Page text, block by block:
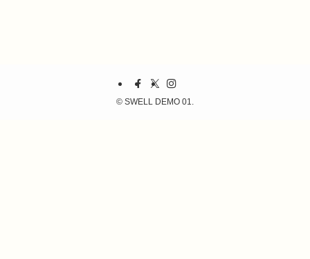
© SWELL DEMO 01.